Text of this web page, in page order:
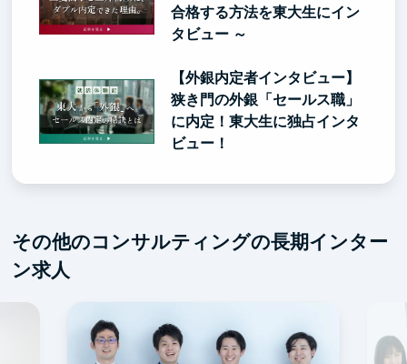
合格する方法を東大生にイン
タビュー ～
【外銀内定者インタビュー】
狭き門の外銀「セールス職」
に内定！東大生に独占インタ
ビュー！
その他のコンサルティングの長期インター
ン求人